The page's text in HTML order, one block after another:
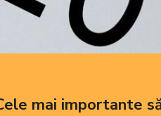
mai importante